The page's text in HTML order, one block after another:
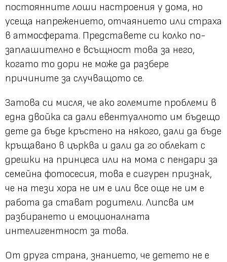
постоянните лоши настроения у дома, но
усеща напрежението, отчаянието или страха
в атмосферата. Представете си колко по-
заплашително е всъщност това за него,
когато то дори не може да разбере
причините за случващото се.
Затова си мисля, че ако големите проблеми в
една двойка са дали евентуалното им бъдещо
дете да бъде кръстено на някого, дали да бъде
кръщавано в църква и дали да го облекат с
дрешки на принцеса или на мома с пендари за
семейна фотосесия, това е сигурен признак,
че на тези хора не им е или все още не им е
работа да стават родители. Липсва им
разбирането и емоционалната
интелигентност за това.
От друга страна, знанието, че детето не е